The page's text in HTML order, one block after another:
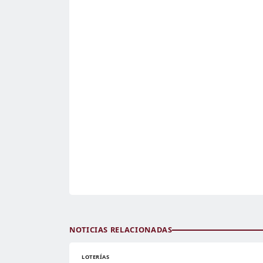
NOTICIAS RELACIONADAS
LOTERÍAS